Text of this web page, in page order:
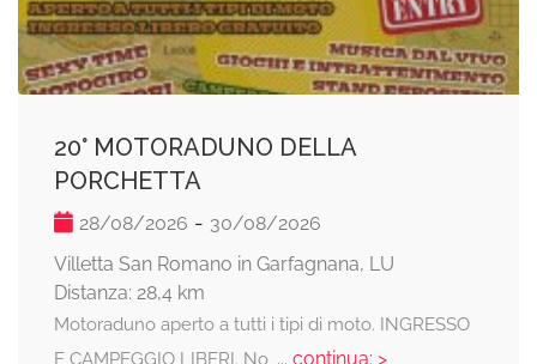
20° MOTORADUNO DELLA
PORCHETTA
28/08/2026 - 30/08/2026
Villetta San Romano in Garfagnana, LU
Distanza: 28,4 km
Motoraduno aperto a tutti i tipi di moto. INGRESSO
E CAMPEGGIO LIBERI. No... continua: >